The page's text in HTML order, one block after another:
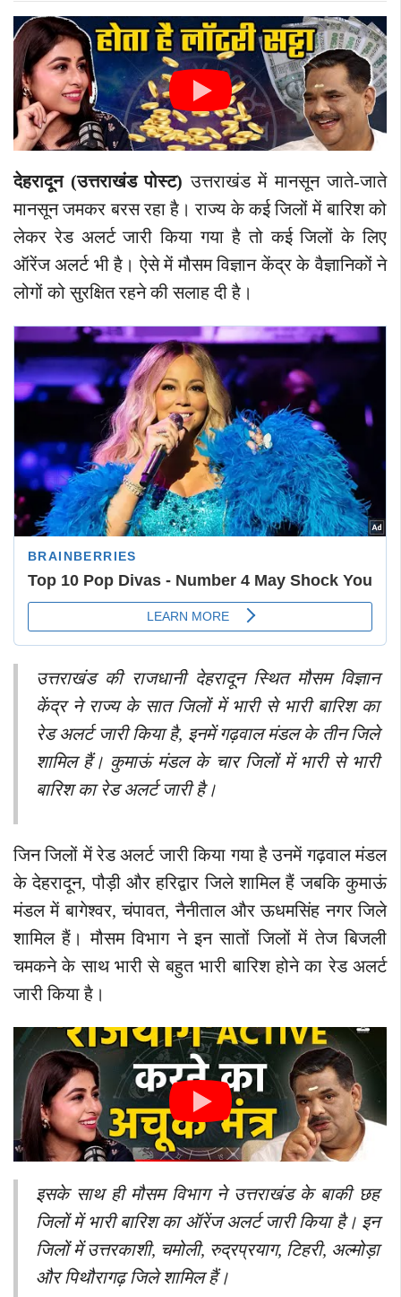
देहरादून (उत्तराखंड पोस्ट)उत्तराखंड में मानसून जाते-जाते
मानसून जमकर बरस रहा है। राज्य के कई जिलों में बारिश को
लेकर रेड अलर्ट जारी किया गया है तो कई जिलों के लिए
ऑरेंज अलर्ट भी है। ऐसे में मौसम विज्ञान केंद्र के वैज्ञानिकों ने
लोगों को सुरक्षित रहने की सलाह दी है।
उत्तराखंड की राजधानी देहरादून स्थित मौसम विज्ञान
केंद्र ने राज्य के सात जिलों में भारी से भारी बारिश का
रेड अलर्ट जारी किया है, इनमें गढ़वाल मंडल के तीन जिले
शामिल हैं। कुमाऊं मंडल के चार जिलों में भारी से भारी
बारिश का रेड अलर्ट जारी है।
जिन जिलों में रेड अलर्ट जारी किया गया है उनमें गढ़वाल मंडल
के देहरादून, पौड़ी और हरिद्वार जिले शामिल हैं जबकि कुमाऊं
मंडल में बागेश्वर, चंपावत, नैनीताल और ऊधमसिंह नगर जिले
शामिल हैं। मौसम विभाग ने इन सातों जिलों में तेज बिजली
चमकने के साथ भारी से बहुत भारी बारिश होने का रेड अलर्ट
जारी किया है।
इसके साथ ही मौसम विभाग ने उत्तराखंड के बाकी छह
जिलों में भारी बारिश का ऑरेंज अलर्ट जारी किया है। इन
जिलों में उत्तरकाशी, चमोली, रुद्रप्रयाग, टिहरी, अल्मोड़ा
और पिथौरागढ़ जिले शामिल हैं।